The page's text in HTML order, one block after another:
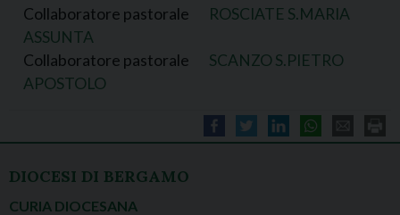
Collaboratore pastorale
ROSCIATE S.MARIA
ASSUNTA
Collaboratore pastorale
SCANZO S.PIETRO
APOSTOLO
DIOCESI DI BERGAMO
CURIA DIOCESANA